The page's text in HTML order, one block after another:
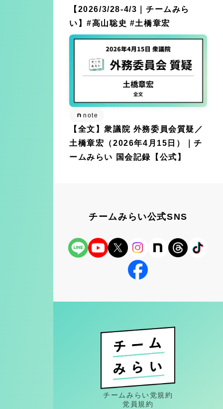
【2026/3/28-4/3｜チームみら
い】#高山聡史 #土橋章宏
note
【全文】衆議院 外務委員会質疑／
土橋章宏（2026年4月15日）｜チ
ームみらい 国会記録【公式】
チームみらい公式SNS
チームみらい党規約
党員規約